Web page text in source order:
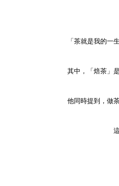
「茶就是我的
其中，「焙茶」
他同時提到，做